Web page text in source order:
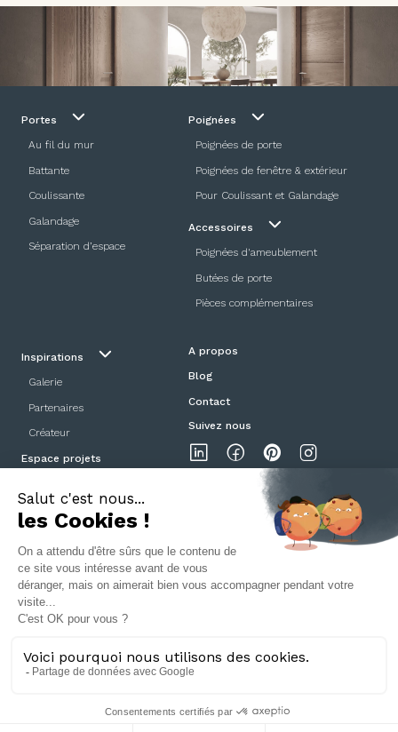
Portes
Au fil du mur
Battante
Coulissante
Galandage
Séparation d’espace
Poignées
Poignées de porte
Poignées de fenêtre & extérieur
Pour Coulissant et Galandage
Accessoires
Poignées d'ameublement
Butées de porte
Pièces complémentaires
Inspirations
Galerie
Partenaires
Créateur
Espace projets
A propos
Blog
Contact
Suivez nous
Mentions légalesPolitique de confidentialitéCGV